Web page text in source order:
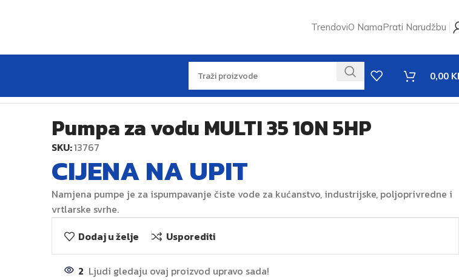
TrendoviO NamaPrati Narudžbu
0,00
Pumpa za vodu MULTI 35 10N 5HP
SKU:13767
CIJENA NA UPIT
Namjena pumpe je za ispumpavanje čiste vode za kućanstvo, industrijske, poljoprivredne i
vrtlarske svrhe.
Dodaj u želje
Usporediti
2 Ljudi gledaju ovaj proizvod upravo sada!